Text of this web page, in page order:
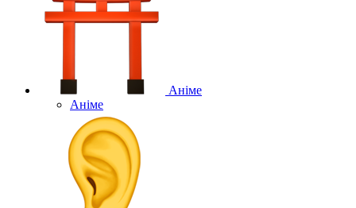
Аніме
Аніме